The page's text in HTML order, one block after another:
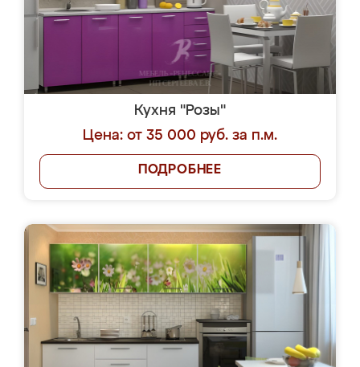
Кухня "Розы"
Цена: от 35 000 руб. за п.м.
ПОДРОБНЕЕ